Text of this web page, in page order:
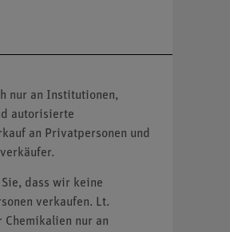
nur an Institutionen,
autorisierte
an Privatpersonen und
dass wir keine
verkaufen. Lt.
Chemikalien nur an